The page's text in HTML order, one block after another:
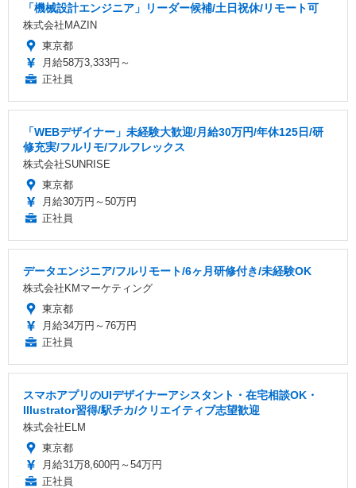
「機械設計エンジニア」リーダー候補/土日祝休/リモート可
株式会社MAZIN
東京都
月給58万3,333円～
正社員
「WEBデザイナー」未経験大歓迎/月給30万円/年休125日/研
修充実/フルリモ/フルフレックス
株式会社SUNRISE
東京都
月給30万円～50万円
正社員
データエンジニア/フルリモート/6ヶ月研修付き/未経験OK
株式会社KMマーケティング
東京都
月給34万円～76万円
正社員
スマホアプリのUIデザイナーアシスタント・在宅相談OK・
Illustrator習得/駅チカ/クリエイティブ志望歓迎
株式会社ELM
東京都
月給31万8,600円～54万円
正社員